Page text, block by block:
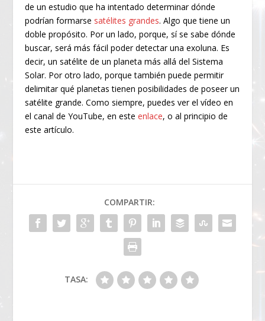
de un estudio que ha intentado determinar dónde
podrían formarse satélites grandes. Algo que tiene un
doble propósito. Por un lado, porque, sí se sabe dónde
buscar, será más fácil poder detectar una exoluna. Es
decir, un satélite de un planeta más allá del Sistema
Solar. Por otro lado, porque también puede permitir
delimitar qué planetas tienen posibilidades de poseer un
satélite grande. Como siempre, puedes ver el vídeo en
el canal de YouTube, en esteenlace, o al principio de
este artículo.
COMPARTIR:
TASA: